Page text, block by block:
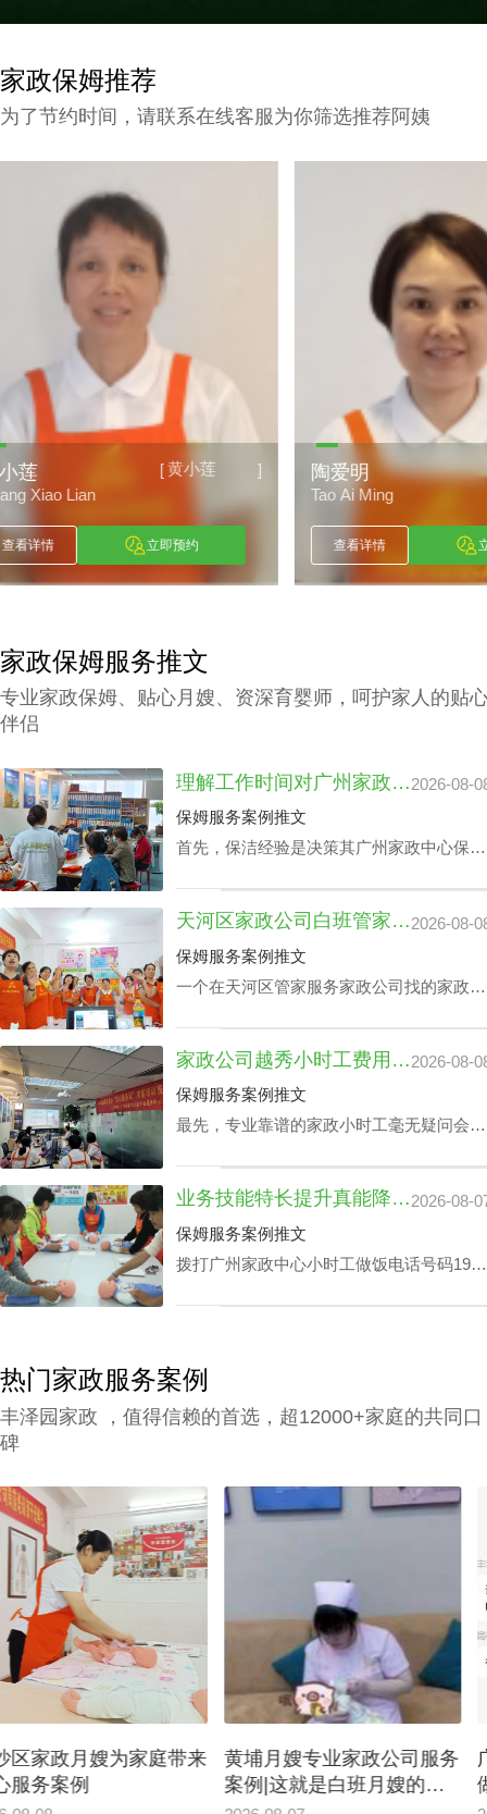
家政保姆推荐
为了节约时间，请联系在线客服为你筛选推荐阿姨
[陶爱明
陶爱明
Tao Ai Ming
查看详情 立即预约
赖小丽
Lai Xiao Li
查看详情
家政保姆服务推文
专业家政保姆、贴心月嫂、资深育婴师，呵护家人的贴
伴侣
理解工作时间对广州家政中心保洁24小时价格表的潜在影响2026-08-
保姆服务案例推文
首先，保洁经验是决策其广州家政中心保洁
育等，保洁个人独特性增加，其广州家政中
心保洁24小时价格表也会增加。
天河区家政公司白班管家价格：公司声誉引导的收费标准2026-08-
保姆服务案例推文
一个在天河区管家服务家政公司找的家政管
扫卧室、洗衣、洗碗、熨衣等日常事务，还
可以照护老人及带孩子放学，让工作热情高
的人更专心致力工作，那天河区家政公司白
家政公司越秀小时工费用：业务专业技能真的影响吗？2026-08-
保姆服务案例推文
最先，专业靠谱的家政小时工毫无疑问会比
如家里老人家照护技能、小孩子看护、监督
孩子学习等，个体能量越高，家政公司越秀
小时工费用自然越高。
业务技能特长提升真能降广州家政中心护理孩子收费？2026-08-
保姆服务案例推文
拨打广州家政中心小时工做饭电话号码199-
热门家政服务案例
丰泽园家政 ，值得信赖的首选，超12000+家庭的共同口
碑
黄埔月嫂专业家政公司服务
案例|这就是白班月嫂的意
广州保姆服务，讲广东话、
做广东佳肴、照顾家养动物